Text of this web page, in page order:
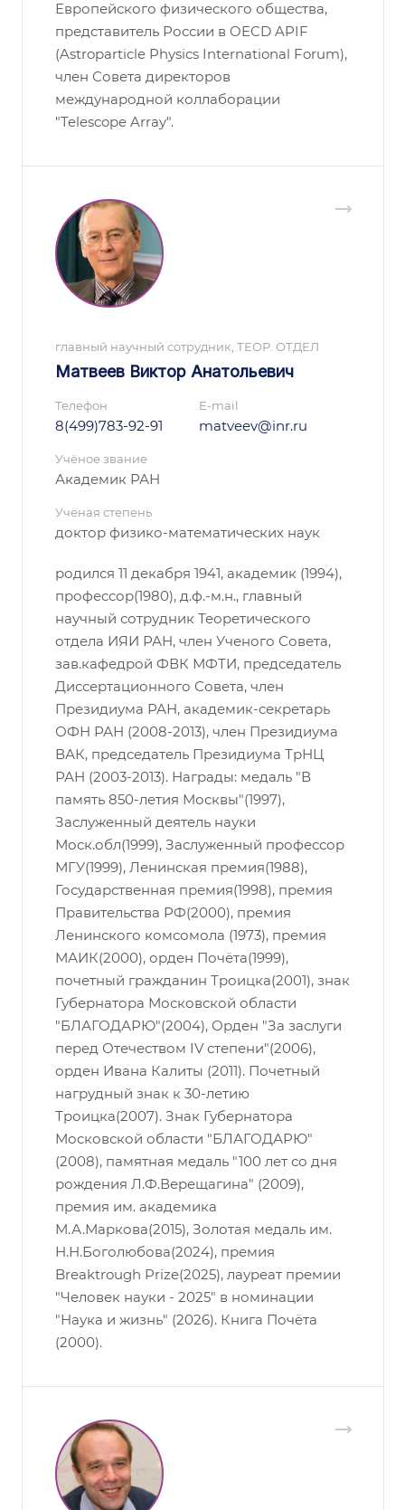
Европейского физического общества,
представитель России в OECD APIF
(Astroparticle Physics International Forum),
член Совета директоров
международной коллаборации
"Telescope Array".
главный научный сотрудник, ТЕОР. ОТДЕЛ
Матвеев Виктор Анатольевич
Телефон
8(499)783-92-91
E-mail
matveev@inr.ru
Учёное звание
Академик РАН
Учёная степень
доктор физико-математических наук
родился 11 декабря 1941, академик (1994),
профессор(1980), д.ф.-м.н., главный
научный сотрудник Теоретического
отдела ИЯИ РАН, член Ученого Совета,
зав.кафедрой ФВК МФТИ, председатель
Диссертационного Совета, член
Президиума РАН, академик-секретарь
ОФН РАН (2008-2013), член Президиума
ВАК, председатель Президиума ТрНЦ
РАН (2003-2013). Награды: медаль "В
память 850-летия Москвы"(1997),
Заслуженный деятель науки
Моск.обл(1999), Заслуженный профессор
МГУ(1999), Ленинская премия(1988),
Государственная премия(1998), премия
Правительства РФ(2000), премия
Ленинского комсомола (1973), премия
МАИК(2000), орден Почёта(1999),
почетный гражданин Троицка(2001), знак
Губернатора Московской области
"БЛАГОДАРЮ"(2004), Орден "За заслуги
перед Отечеством IV степени"(2006),
орден Ивана Калиты (2011). Почетный
нагрудный знак к 30-летию
Троицка(2007). Знак Губернатора
Московской области "БЛАГОДАРЮ"
(2008), памятная медаль "100 лет со дня
рождения Л.Ф.Верещагина" (2009),
премия им. академика
М.А.Маркова(2015), Золотая медаль им.
Н.Н.Боголюбова(2024), премия
Breaktrough Prize(2025), лауреат премии
"Человек науки - 2025" в номинации
"Наука и жизнь" (2026). Книга Почёта
(2000).